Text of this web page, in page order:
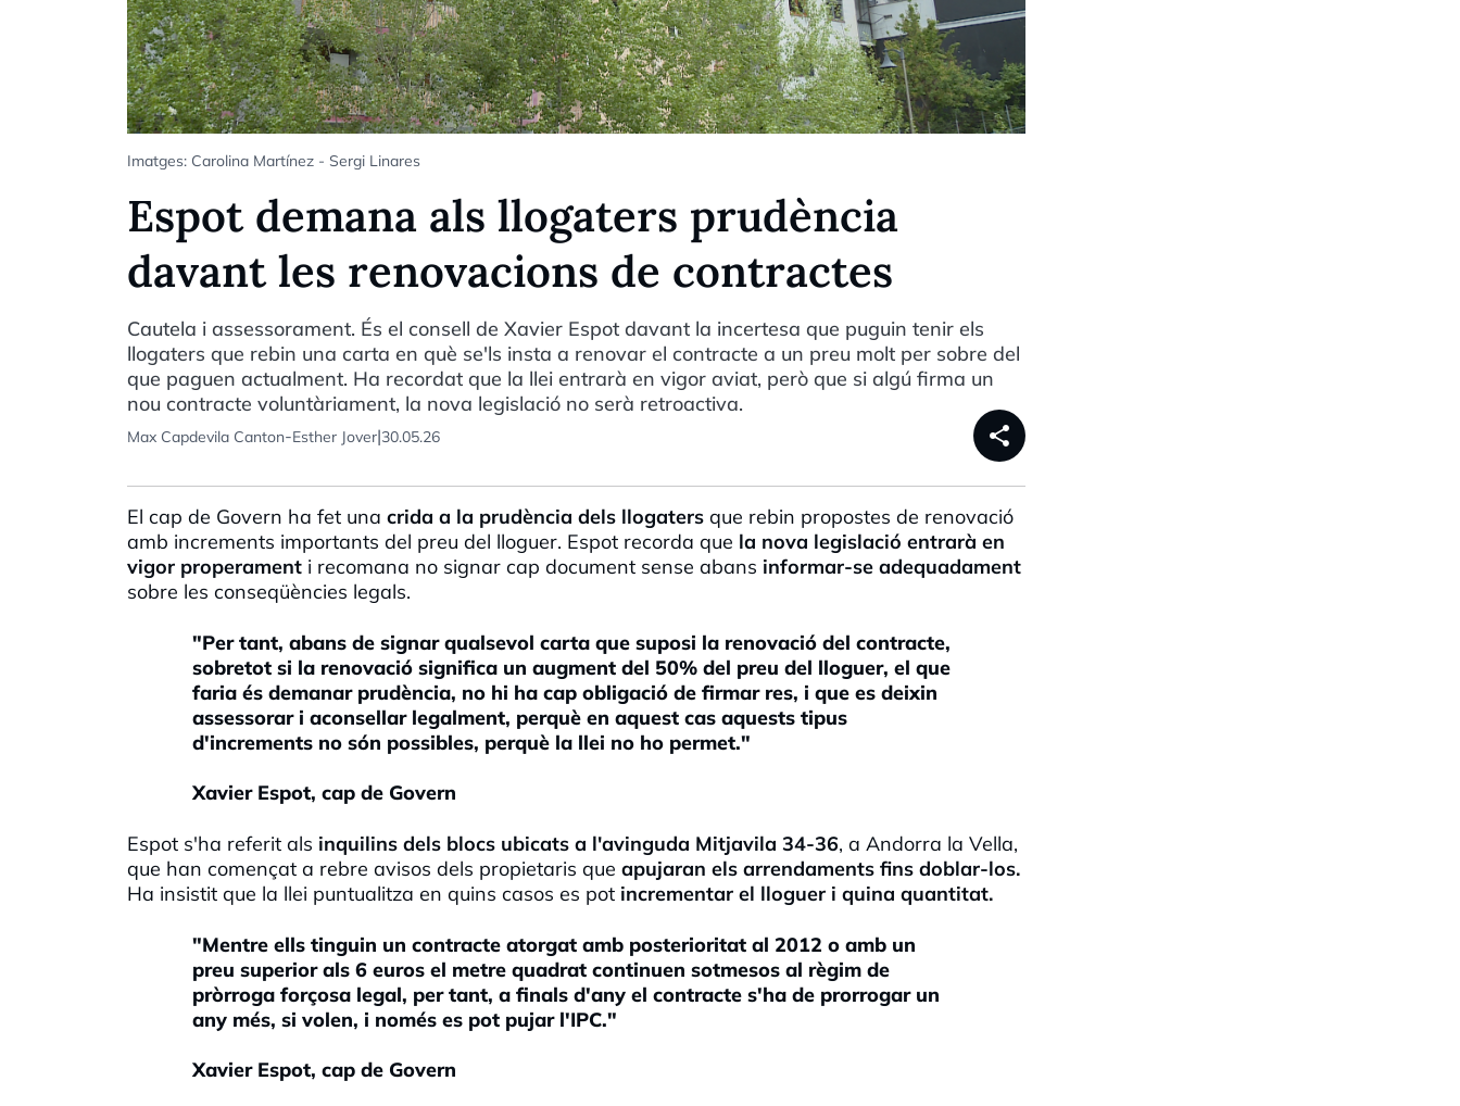
Imatges: Carolina Martínez - Sergi Linares
Espot demana als llogaters prudència
davant les renovacions de contractes
Cautela i assessorament. És el consell de Xavier Espot davant la incertesa que puguin tenir els
llogaters que rebin una carta en què se'ls insta a renovar el contracte a un preu molt per sobre del
que paguen actualment. Ha recordat que la llei entrarà en vigor aviat, però que si algú firma un
nou contracte voluntàriament, la nova legislació no serà retroactiva.
Max Capdevila Canton-Esther Jover|30.05.26 share
El cap de Govern ha fet una crida a la prudència dels llogaters que rebin propostes de renovació
amb increments importants del preu del lloguer. Espot recorda que la nova legislació entrarà en
vigor properament i recomana no signar cap document sense abans informar-se adequadament
sobre les conseqüències legals.
"Per tant, abans de signar qualsevol carta que suposi la renovació del contracte,
sobretot si la renovació significa un augment del 50% del preu del lloguer, el que
faria és demanar prudència, no hi ha cap obligació de firmar res, i que es deixin
assessorar i aconsellar legalment, perquè en aquest cas aquests tipus
d'increments no són possibles, perquè la llei no ho permet."
Xavier Espot, cap de Govern
Espot s'ha referit als inquilins dels blocs ubicats a l'avinguda Mitjavila 34-36, a Andorra la Vella,
que han començat a rebre avisos dels propietaris que apujaran els arrendaments fins doblar-los.
Ha insistit que la llei puntualitza en quins casos es pot incrementar el lloguer i quina quantitat.
"Mentre ells tinguin un contracte atorgat amb posterioritat al 2012 o amb un
preu superior als 6 euros el metre quadrat continuen sotmesos al règim de
pròrroga forçosa legal, per tant, a finals d'any el contracte s'ha de prorrogar un
any més, si volen, i només es pot pujar l'IPC."
Xavier Espot, cap de Govern